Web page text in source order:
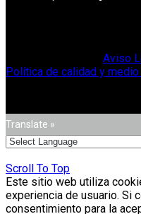
Aviso
Política de calidad y
Translate »
Scroll To Top
Este sitio web utiliza
experiencia de usuario. Si
consentimiento para la